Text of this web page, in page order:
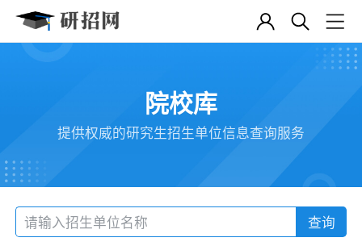
院校库
提供权威的研究生招生单位信息查询服务
查询